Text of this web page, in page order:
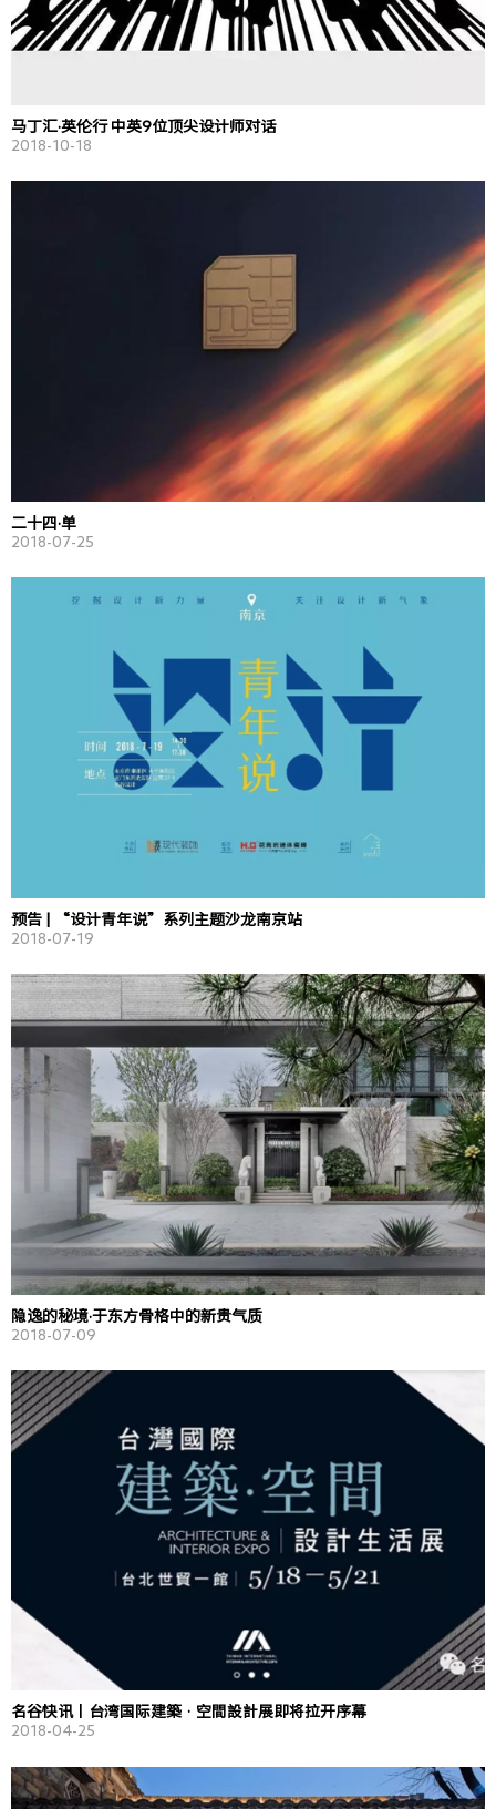
马丁汇·英伦行 中英9位顶尖设计师对话
2018-10-18
二十四·单
2018-07-25
预告 | “设计青年说”系列主题沙龙南京站
2018-07-19
隐逸的秘境·于东方骨格中的新贵气质
2018-07-09
名谷快讯丨台湾国际建築‧空間設計展即将拉开序幕
2018-04-25